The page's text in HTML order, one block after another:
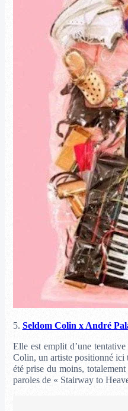
5. Seldom Colin x André
Elle est emplit d’une
Colin, un artiste positionné ici
été prise du moins,
paroles de « Stairway to